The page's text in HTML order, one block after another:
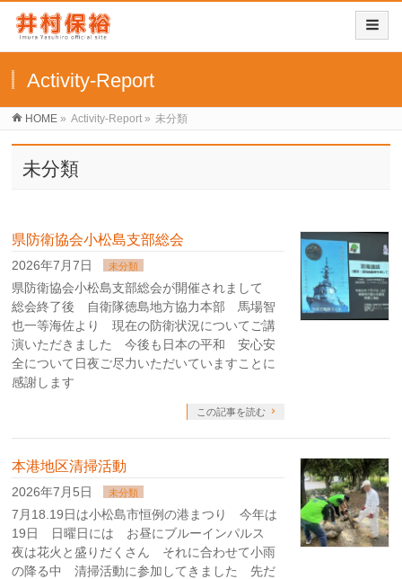
Activity-Report
HOME » Activity-Report » 未分類
未分類
県防衛協会小松島支部総会
2026年7月7日 未分類
県防衛協会小松島支部総会が開催されまして
総会終了後 自衛隊徳島地方協力本部 馬場智
也一等海佐より 現在の防衛状況についてご講
演いただきました 今後も日本の平和 安心安
全について日夜ご尽力いただいていますことに
感謝します
この記事を読む
本港地区清掃活動
2026年7月5日 未分類
7月18.19日は小松島市恒例の港まつり 今年は
19日 日曜日には お昼にブルーインパルス
夜は花火と盛りだくさん それに合わせて小雨
の降る中 清掃活動に参加してきました 先だ